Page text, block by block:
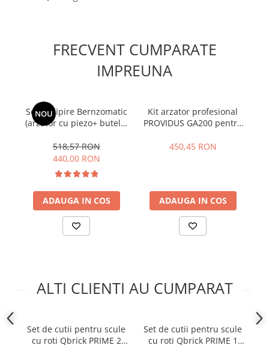
FRECVENT CUMPARATE
IMPREUNA
NOU
Set de lipire Bernzomatic
(arzator cu piezo+ butelie
display carton
518,57 RON
440,00 RON
ADAUGA IN COS
Kit arzator profesional
PROVIDUS GA200 pentru
butelii gasex
450,45 RON
ADAUGA IN COS
ALTI CLIENTI AU CUMPARAT
Set de cutii pentru scule
cu roti Qbrick PRIME 2
Set de cutii pentru scule
cu roti Qbrick PRIME 1